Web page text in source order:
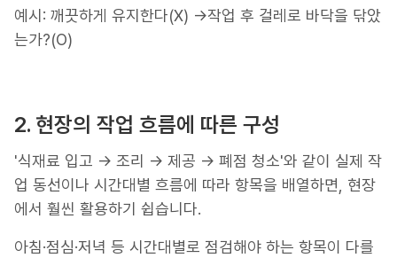
예시: 깨끗하게 유지한다(X) →작업 후 걸레로 바닥을 닦았
는가?(O)
2. 현장의 작업 흐름에 따른 구성
'식재료 입고 → 조리 → 제공 → 폐점 청소'와 같이 실제 작
업 동선이나 시간대별 흐름에 따라 항목을 배열하면, 현장
에서 훨씬 활용하기 쉽습니다.
아침·점심·저녁 등 시간대별로 점검해야 하는 항목이 다를